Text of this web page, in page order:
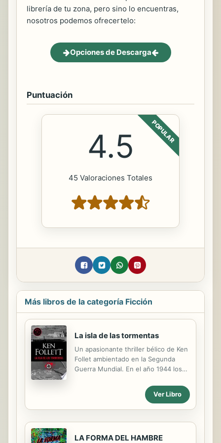
librería de tu zona, pero sino lo encuentras,
nosotros podemos ofrecertelo:
Opciones de Descarga
Puntuación
POPULAR
4.5
45 Valoraciones Totales
Más libros de la categoría Ficción
La isla de las tormentas
Un apasionante thriller bélico de Ken
Follet ambientado en la Segunda
Guerra Mundial. En el año 1944 los
las mayores operaciones militares de
la historia: la invasión de la Europa
ocupada por los nazis. Henry Faber,
Normadía e intenta llevar la noticia al
Ver Libro
LA FORMA DEL HAMBRE